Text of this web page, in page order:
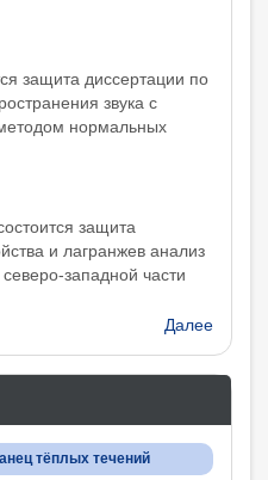
защита диcсертации по
звука с
нормальных
защита
и лагранжев анализ
западной части
Далее
тёплых течений